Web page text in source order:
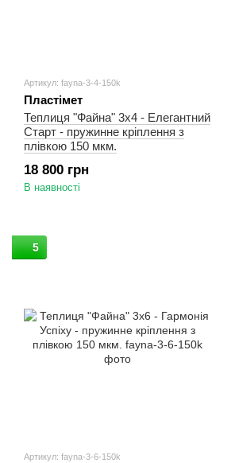
Артикул: fayna-3-4-150k
Пластімет
Теплиця "Файна" 3х4 - Елегантний
Старт - пружинне кріплення з
плівкою 150 мкм.
18 800 грн
В наявності
5
Артикул: fayna-3-6-150k